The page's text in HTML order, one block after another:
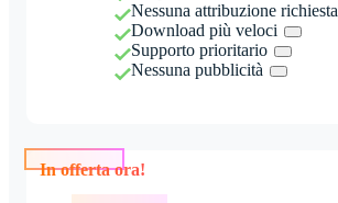
Nessuna attribuzione richiesta
Download più veloci
Supporto prioritario
Nessuna pubblicità